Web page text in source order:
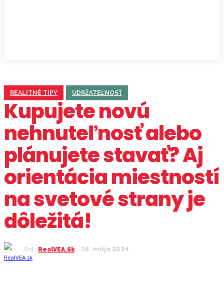
REALITNÉ TIPY UDRŽATEĽNOSŤ
Kupujete novú
nehnuteľnosť alebo
plánujete stavať? Aj
orientácia miestností
na svetové strany je
dôležitá!
Od: RealVEA.sk 28. mája 2024